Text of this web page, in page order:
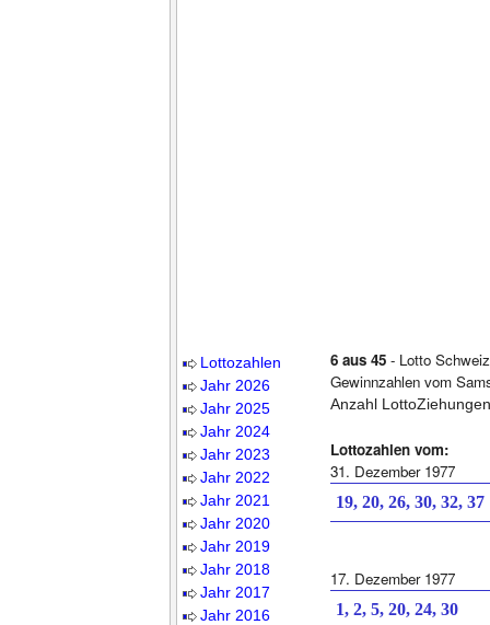
Lottozahlen
Jahr 2026
Jahr 2025
Jahr 2024
Jahr 2023
Jahr 2022
Jahr 2021
Jahr 2020
Jahr 2019
Jahr 2018
Jahr 2017
Jahr 2016
6 aus 45 - Lotto
Gewinnzahlen vom
Anzahl
Lottozahlen vom:
31. Dezember 1977
19, 20, 26, 30, 32, 37
17. Dezember 1977
1, 2, 5, 20, 24, 30